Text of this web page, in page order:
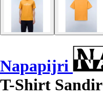
Napapijri
T-Shirt Sandir